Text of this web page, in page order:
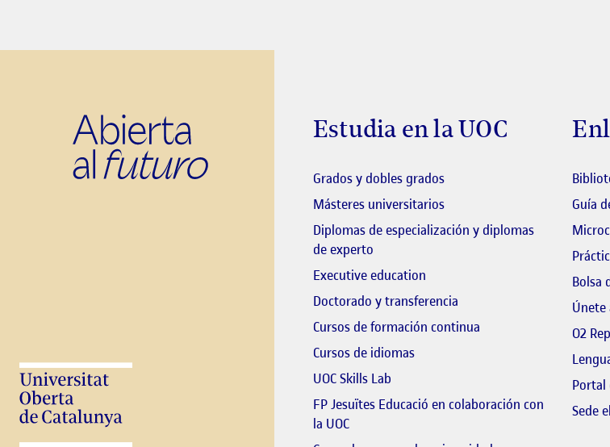
Estudia en la UOC
Grados y dobles grados
Másteres universitarios
Diplomas de especialización y diplomas
de experto
Executive education
Doctorado y transferencia
Cursos de formación continua
Cursos de idiomas
UOC Skills Lab
FP Jesuïtes Educació en colaboración con
la UOCEl link s'obre en finestra nova
Guía
Bolsa
O2
Portal
Sede